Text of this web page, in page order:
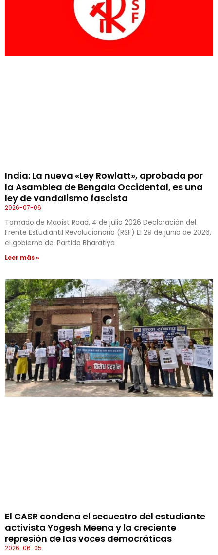
India: La nueva «Ley Rowlatt», aprobada por
la Asamblea de Bengala Occidental, es una
ley de vandalismo fascista
2026-07-06
Tomado de Maoíst Road, 4 de julio 2026 Declaración del
Frente Estudiantil Revolucionario (RSF) El 29 de junio de 2026,
el gobierno del Partido Bharatiya
Leer más »
El CASR condena el secuestro del estudiante
activista Yogesh Meena y la creciente
represión de las voces democráticas
2026-06-05